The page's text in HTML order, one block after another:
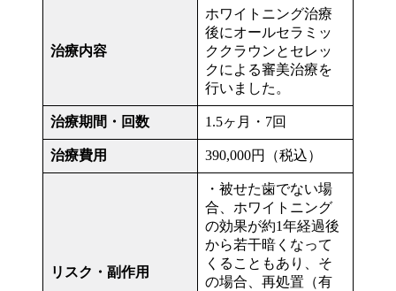
治療内容
ホワイトニング治療
後にオールセラミッ
ククラウンとセレッ
クによる審美治療を
行いました。
治療期間・回数 1.5ヶ月・7回
治療費用 390,000円（税込）
リスク・副作用
・被せた歯でない場
合、ホワイトニング
の効果が約1年経過後
から若干暗くなって
くることもあり、そ
の場合、再処置（有